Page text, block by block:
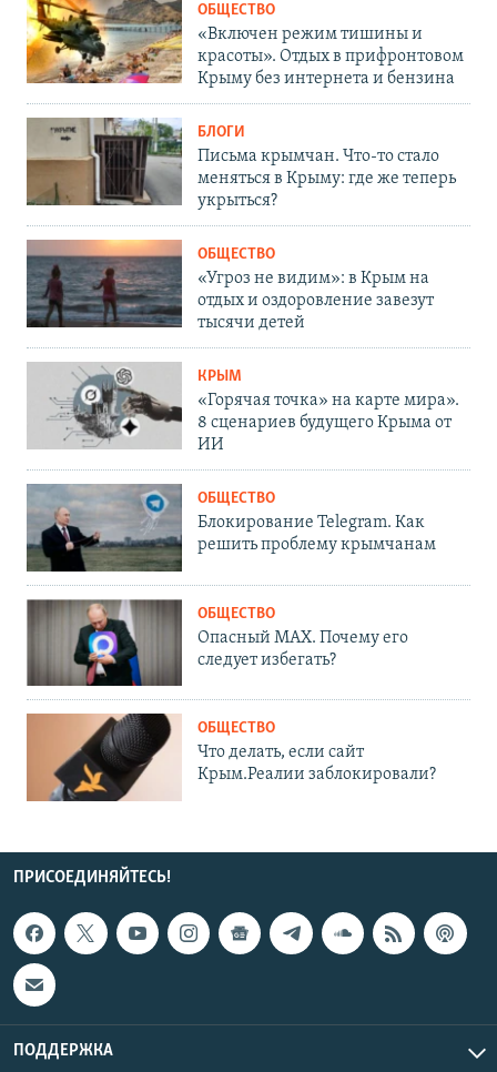
ОБЩЕСТВО
«Включен режим тишины и
красоты». Отдых в прифронтовом
Крыму без интернета и бензина
БЛОГИ
Письма крымчан. Что-то стало
меняться в Крыму: где же теперь
укрыться?
ОБЩЕСТВО
«Угроз не видим»: в Крым на
отдых и оздоровление завезут
тысячи детей
КРЫМ
«Горячая точка» на карте мира».
8 сценариев будущего Крыма от
ИИ
ОБЩЕСТВО
Блокирование Telegram. Как
решить проблему крымчанам
ОБЩЕСТВО
Опасный MAX. Почему его
следует избегать?
ОБЩЕСТВО
Что делать, если сайт
Крым.Реалии заблокировали?
ПРИСОЕДИНЯЙТЕСЬ!
ПОДДЕРЖКА